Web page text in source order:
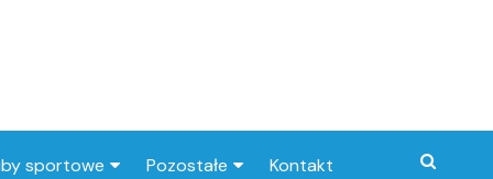
sportowe Pozostałe Kontakt